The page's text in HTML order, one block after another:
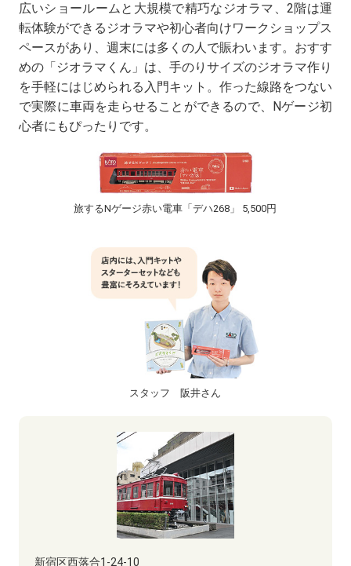
広いショールームと大規模で精巧なジオラマ、2階は運
転体験ができるジオラマや初心者向けワークショップス
ペースがあり、週末には多くの人で賑わいます。おすす
めの「ジオラマくん」は、手のりサイズのジオラマ作り
を手軽にはじめられる入門キット。作った線路をつない
で実際に車両を走らせることができるので、Nゲージ初
心者にもぴったりです。
旅するNゲージ赤い電車「デハ268」 5,500円
スタッフ 阪井さん
新宿区西落合1-24-10